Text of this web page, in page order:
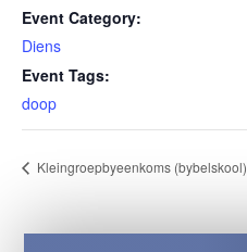
Event Category:
Diens
Event Tags:
doop
Kleingroepbyeenkoms (bybelskool)